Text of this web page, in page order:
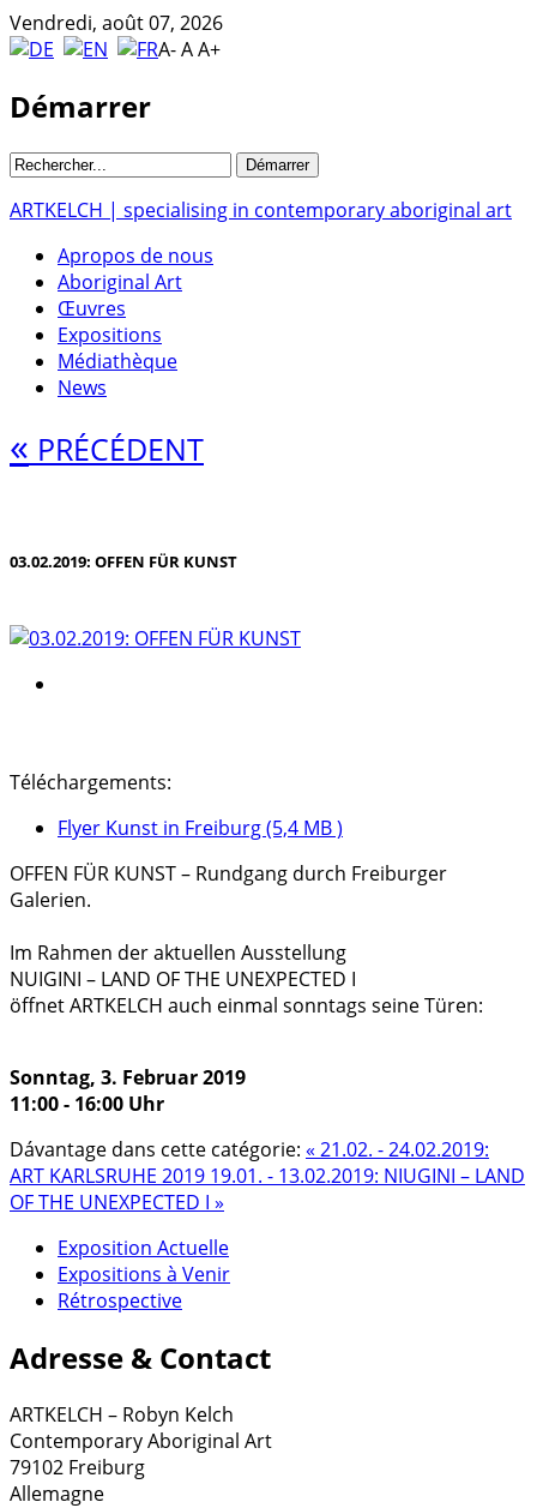
Vendredi, août 07, 2026
A-AA+
Démarrer
ARTKELCH | specialising in contemporary aboriginal art
Apropos de nous
Aboriginal Art
Œuvres
Expositions
Médiathèque
News
« PRÉCÉDENT
03.02.2019: OFFEN FÜR KUNST
Téléchargements:
Flyer Kunst in Freiburg (5,4 MB )
OFFEN FÜR KUNST – Rundgang durch Freiburger
Galerien.
Im Rahmen der aktuellen Ausstellung
NUIGINI – LAND OF THE UNEXPECTED I
öffnet ARTKELCH auch einmal sonntags seine Türen:
Sonntag, 3. Februar 2019
11:00 - 16:00 Uhr
Dávantage dans cette catégorie: « 21.02. - 24.02.2019:
ART KARLSRUHE 2019 19.01. - 13.02.2019: NIUGINI – LAND
OF THE UNEXPECTED I »
Exposition Actuelle
Expositions à Venir
Rétrospective
Adresse & Contact
ARTKELCH – Robyn Kelch
Contemporary Aboriginal Art
79102 Freiburg
Allemagne